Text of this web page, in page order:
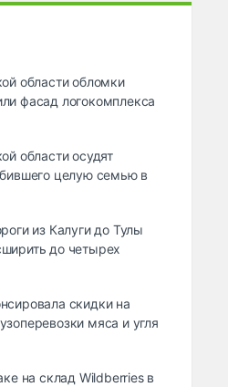
области обломки
фасад логокомплекса
области осудят
целую семью в
из Калуги до Тулы
до четырех
скидки на
мяса и угля
на склад Wildberries в